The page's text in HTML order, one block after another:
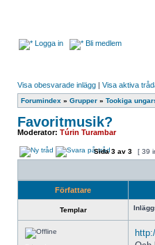
Logga in Bli medlem
Visa obesvarade inlägg | Visa aktiva
Forumindex » Grupper » Tookiga
Favoritmusik?
Moderator: Túrin Turambar
Sida3 av 3 [ 39
Författare
Templar